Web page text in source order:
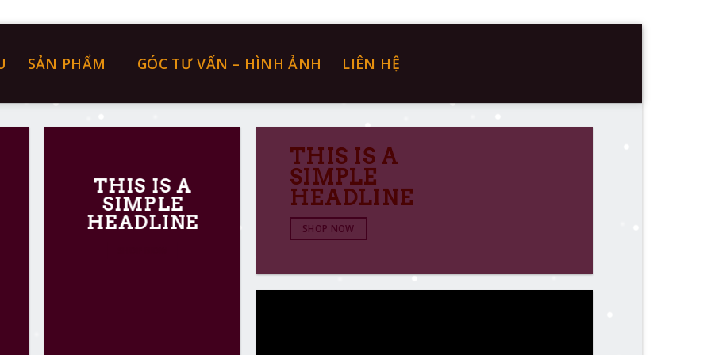
SẢN PHẨM GÓC TƯ VẤN – HÌNH ẢNH LIÊN HỆ
THIS IS A
SIMPLE
HEADLINE
THIS IS A
SIMPLE
HEADLINE
SHOP NOW